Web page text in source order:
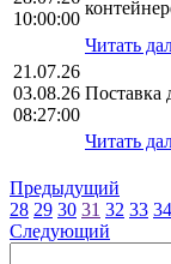
10:00:00
Читать
21.07.26
03.08.26
08:27:00
Поставка
Читать
Предыдущий
28 29 30 31 32 33 34
Следующий